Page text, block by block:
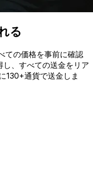
る
ての価格を事前に確認
し、すべての送金をリア
130+通貨で送金しま